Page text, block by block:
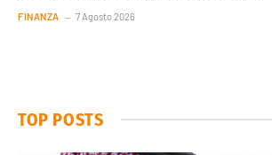
FINANZA 7 Agosto 2026
TOP POSTS